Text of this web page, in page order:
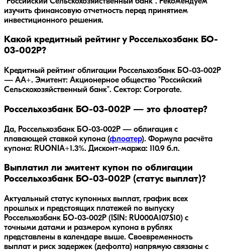
изучить финансовую отчетность перед принятием
инвестиционного решения.
Какой кредитный рейтинг у Россельхозбанк БO-
03-002P?
Кредитный рейтинг облигации Россельхозбанк БO-03-002P
— AA+. Эмитент: Акционерное общество "Российский
Сельскохозяйственный банк". Сектор: Corporate.
Россельхозбанк БO-03-002P — это флоатер?
Да, Россельхозбанк БO-03-002P — облигация с
плавающей ставкой купона (флоатер). Формула расчёта
купона: RUONIA+1.3%. Дисконт-маржа: 110.9 б.п.
Выплатил ли эмитент купон по облигации
Россельхозбанк БO-03-002P (статус выплат)?
Актуальный статус купонных выплат, график всех
прошлых и предстоящих платежей по выпуску
Россельхозбанк БO-03-002P (ISIN: RU000A107S10) с
точными датами и размером купона в рублях
представлены в календаре выше. Своевременность
выплат и риск задержек (дефолта) напрямую связаны с